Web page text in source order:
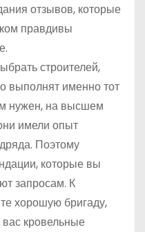
отзывов, которые
правдивы
строителей,
выполнят именно тот
нужен, на высшем
имели опыт
Поэтому
которые вы
запросам. К
хорошую бригаду,
кровельные